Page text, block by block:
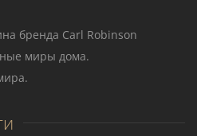
бренда Carl Robinson
миры дома.